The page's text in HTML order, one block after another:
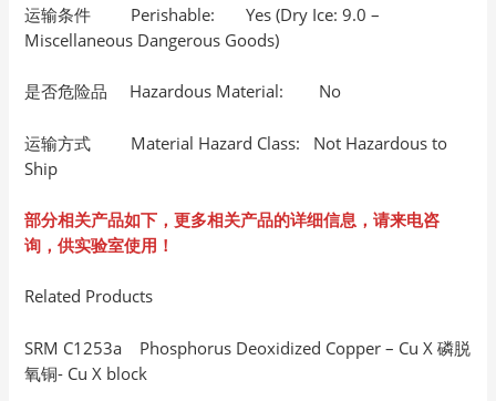
运输条件 Perishable: Yes (Dry Ice: 9.0 –
Miscellaneous Dangerous Goods)
是否危险品 Hazardous Material: No
运输方式 Material Hazard Class: Not Hazardous to
Ship
部分相关产品如下，更多相关产品的详细信息，请来电咨
询，供实验室使用！
Related Products
SRM C1253a Phosphorus Deoxidized Copper – Cu X 磷脱
氧铜- Cu X block